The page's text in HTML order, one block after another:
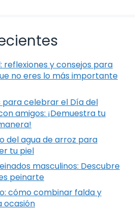
reflexiones y consejos para
no eres lo más importante
para celebrar el Día del
amigos: ¡Demuestra tu
del agua de arroz para
tu piel
masculinos: Descubre
peinarte
cómo combinar falda y
ocasión